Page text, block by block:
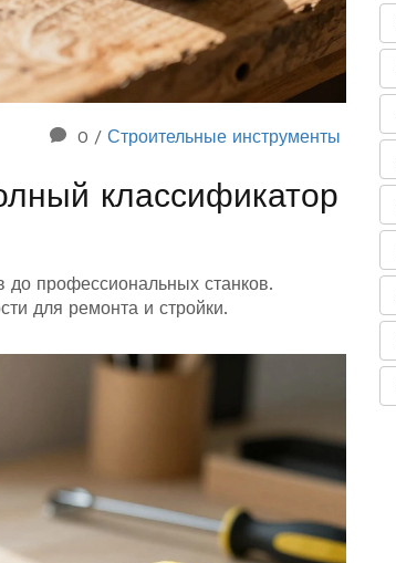
0 / Строительные инструменты
классификатор
до профессиональных станков.
для ремонта и стройки.